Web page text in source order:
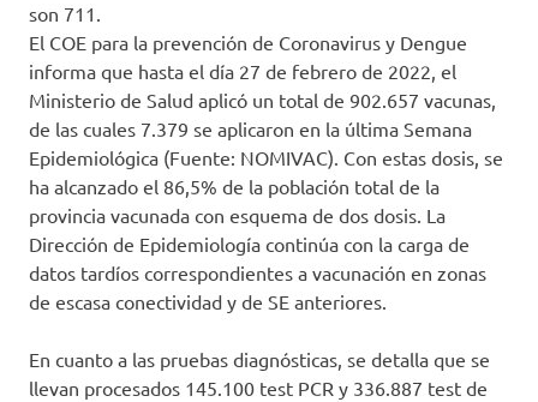
son 711.
El COE para la prevención de Coronavirus y Dengue
informa que hasta el día 27 de febrero de 2022, el
Ministerio de Salud aplicó un total de 902.657 vacunas,
de las cuales 7.379 se aplicaron en la última Semana
Epidemiológica (Fuente: NOMIVAC). Con estas dosis, se
ha alcanzado el 86,5% de la población total de la
provincia vacunada con esquema de dos dosis. La
Dirección de Epidemiología continúa con la carga de
datos tardíos correspondientes a vacunación en zonas
de escasa conectividad y de SE anteriores.
En cuanto a las pruebas diagnósticas, se detalla que se
llevan procesados 145.100 test PCR y 336.887 test de